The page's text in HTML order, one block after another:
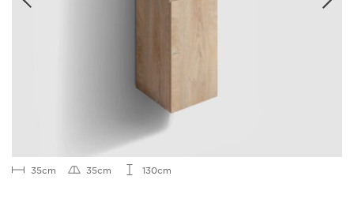
35cm 35cm 130cm